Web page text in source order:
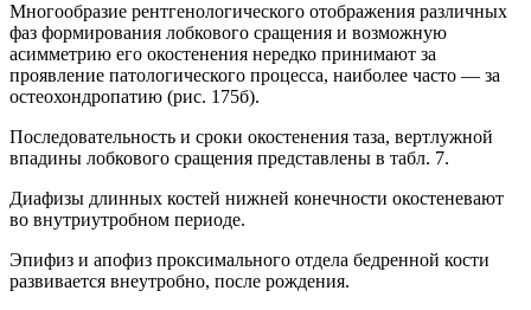
Многообразие рентгенологического отображения различных
фаз формирования лобкового сращения и возможную
асимметрию его окостенения нередко принимают за
проявление патологического процесса, наиболее часто — за
остеохондропатию (рис. 175б).
Последовательность и сроки окостенения таза, вертлужной
впадины лобкового сращения представлены в табл. 7.
Диафизы длинных костей нижней конечности окостеневают
во внутриутробном периоде.
Эпифиз и апофиз проксимального отдела бедренной кости
развивается внеутробно, после рождения.